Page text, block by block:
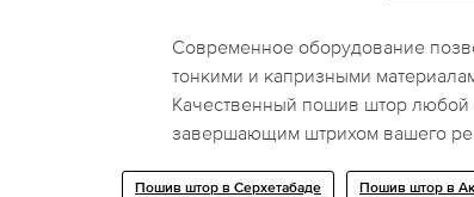
Современное оборудование
тонкими и капризными
Качественный пошив штор любой
завершающим штрихом вашего
Пошив штор в Серхетабаде Пошив штор в